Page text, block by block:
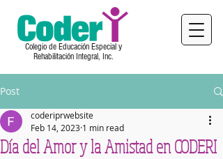
Colegio de Educación Especial y
Rehabilitación Integral, Inc.
Post
Día del Amor y la Amistad en CODERI
coderiprwebsite
Feb 14, 2023 1 min read